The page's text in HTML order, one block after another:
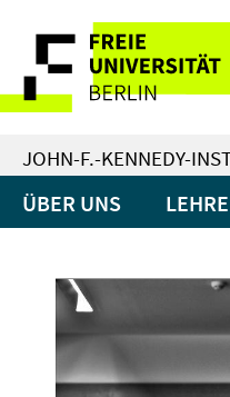
direkt
Inhalt
Service-
Navigation
JOHN-F.-KENNEDY-
ÜBER UNS